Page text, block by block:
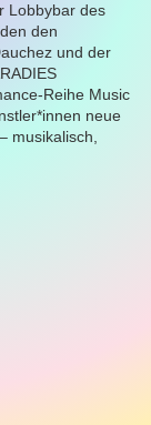
Lobbybar des
den
und der
Reihe Music
neue
musikalisch,